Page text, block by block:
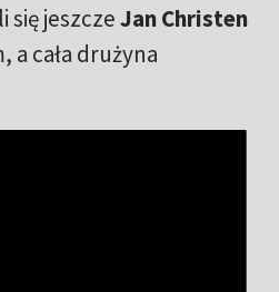
się jeszczeJan Christen
a cała drużyna